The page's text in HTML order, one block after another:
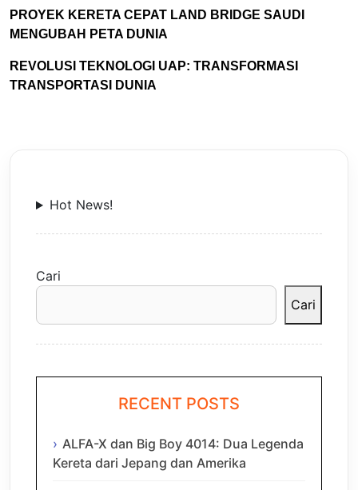
PROYEK KERETA CEPAT LAND BRIDGE SAUDI
MENGUBAH PETA DUNIA
REVOLUSI TEKNOLOGI UAP: TRANSFORMASI
TRANSPORTASI DUNIA
Hot News!
Cari
Cari
RECENT POSTS
ALFA-X dan Big Boy 4014: Dua Legenda
Kereta dari Jepang dan Amerika